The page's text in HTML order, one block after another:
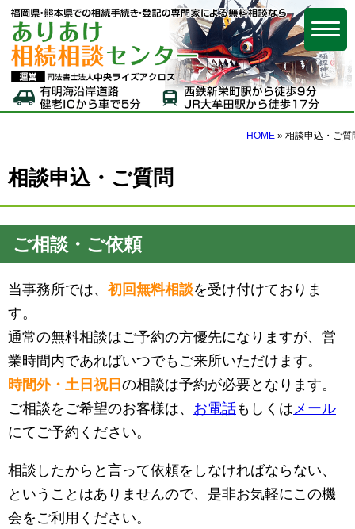
福岡県・熊本県で
HOME » 相談申込・ご質
相談申込・ご質問
ご相談・ご依頼
当事務所では、 初回無料相談を受け付けておりま
す。
通常の無料相談はご予約の方優先になりますが、営
業時間内であればいつでもご来所いただけます。
時間外・土日祝日 の相談は予約が必要となります。
ご相談をご希望のお客様は、 お電話もしくはメール
にてご予約ください。
相談したからと言って依頼をしなければならない、
ということはありませんので、是非お気軽にこの機
会をご利用ください。